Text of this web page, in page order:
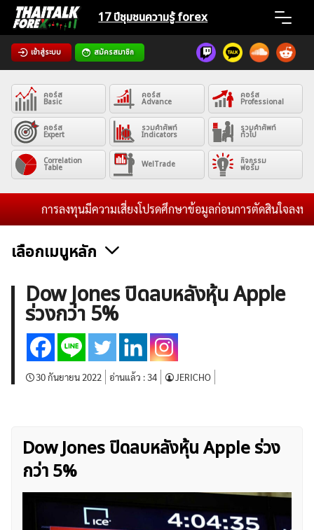
Skip
content
17 ปีชุมชนความรู้ forex
เข้าสู่ระบบ สมัครสมาชิก
Home
News
Articles
VPS Register
ค้นหา
สำหรับ:
คอร์ส
Basic
คอร์ส
Advance
คอร์ส
Professional
คอร์ส
Expert
รวมคำศัพท์
Indicators
รวมคำศัพท์
ทั่วไป
Correlation
Table WelTrade กิจกรรม
ฟอรั่ม
การลงทุนมีความเสี่ยงโปรดศึกษาข้อมูลก่อนการตัดสินใจลงทุน
เลือกเมนูหลัก
ข่าวฟอเร็กซ์และสกุลเงิน คริปโตเคอร์เรนซี
ฟรีซิกแนล รายวัน
บทวิเคราะห์
เศรษฐกิจทั่วไป
สินค้าโภคภัณฑ์
โบรกเกอร์ FX
โปรโมชั่น Forex
กองทุน Forex
ฟรี EA
Dow Jones ปิดลบหลังหุ้น Apple
ร่วงกว่า 5%
30 กันยายน 2022 อ่านแล้ว :34 JERICHO
Dow Jones ปิดลบหลังหุ้น Apple ร่วง
กว่า 5%